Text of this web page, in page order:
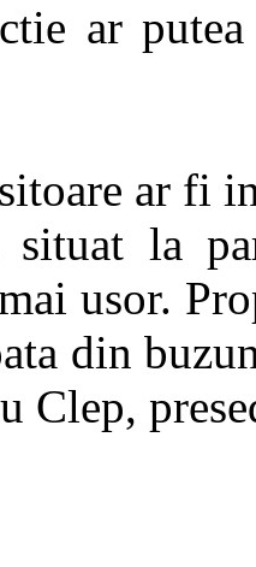
ar
ar fi
situat la
usor.
din
Clep,